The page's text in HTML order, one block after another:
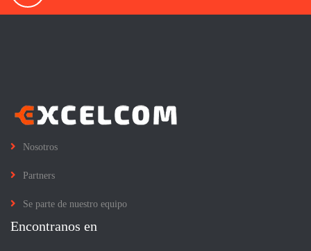
Nosotros
Partners
Se parte de nuestro equipo
Encontranos en